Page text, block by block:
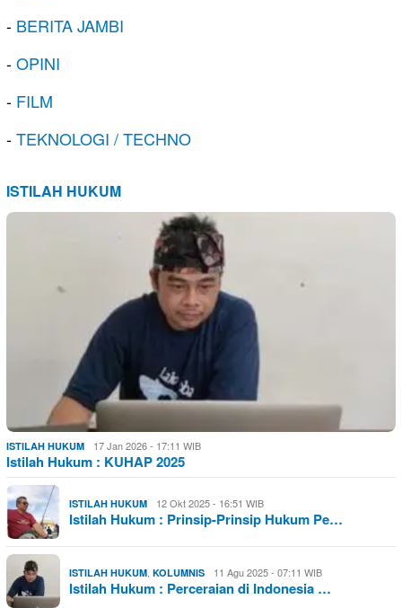
- BERITA JAMBI
-OPINI
- FILM
-TEKNOLOGI / TECHNO
ISTILAH HUKUM
ISTILAH HUKUM 17 Jan 2026 - 17:11 WIB
Istilah Hukum : KUHAP 2025
ISTILAH HUKUM 12 Okt 2025 - 16:51 WIB
Istilah Hukum : Prinsip-Prinsip Hukum Pe…
ISTILAH HUKUM, KOLUMNIS 11 Agu 2025 - 07:11 WIB
Istilah Hukum : Perceraian di Indonesia …